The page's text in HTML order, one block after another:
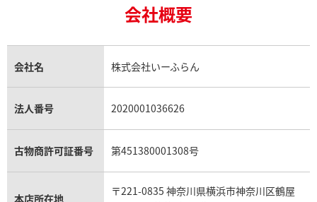
金貨買取
貴金属買取
銀・シルバー買取
パラジウム買取
トパーズ買取
タンザナイト買取
パライバトルマリン買取
キャッツアイ買取
ガーネット買取
アクアマリン買取
ロレックス エクスプローラー買取
ロレックス デイトジャスト買取
パテック フィリップ買取
パテック フィリップノーチラス買取
ヴァシュロン・コンスタンタン買取
オメガ買取
カルティエ買取
シャネル マトラッセ買取
セリーヌ買取
プラダ買取
ヴァンクリーフ＆アーペル買取
ショーメ買取
ダミアーニ買取
モーブッサン買取
会社概要
会社名 株式会社いーふらん
法人番号 2020001036626
古物商許可証番号 第451380001308号
本店所在地
〒221-0835 神奈川県横浜市神奈川区鶴屋